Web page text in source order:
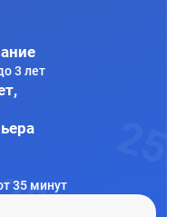
3 лет
35 минут